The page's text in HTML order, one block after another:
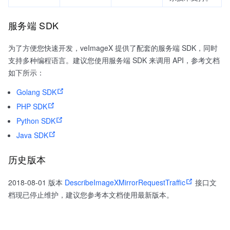
服务端 SDK
为了方便您快速开发，veImageX 提供了配套的服务端 SDK，同时
支持多种编程语言。建议您使用服务端 SDK 来调用 API，参考文档
如下所示：
Golang SDK
PHP SDK
Python SDK
Java SDK
历史版本
2018-08-01 版本 DescribeImageXMirrorRequestTraffic
接口文
档现已停止维护，建议您参考本文档使用最新版本。